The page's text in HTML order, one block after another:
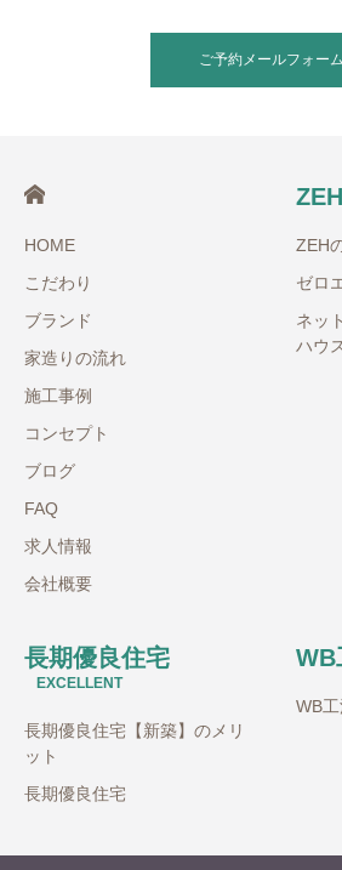
ご予約メールフォーム
HOME
こだわり
ブランド
家造りの流れ
施工事例
コンセプト
ブログ
FAQ
求人情報
会社概要
ZEH
ZEH
ゼロ
ネッ
ハウ
長期優良住宅
EXCELLENT
長期優良住宅【新築】のメリ
ット
長期優良住宅
WB
WB